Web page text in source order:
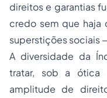
direitos e garantias
credo sem que haja
superstições sociais
A diversidade da
tratar, sob a ótica
amplitude de